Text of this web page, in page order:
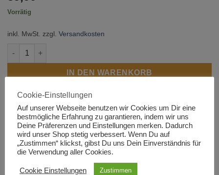
Vorrätig
inkl. MwSt. zzgl. Versandkosten
#83 Kreisstickapparat Menge
IN DEN WARENKORB
Artikelnummer:1190
BESCHREIBUNG
ZUSÄTZLICHE INFORMATIONEN
Cookie-Einstellungen
Auf unserer Webseite benutzen wir Cookies um Dir eine
bestmögliche Erfahrung zu garantieren, indem wir uns
Deine Präferenzen und Einstellungen merken. Dadurch
wird unser Shop stetig verbessert. Wenn Du auf
„Zustimmen“ klickst, gibst Du uns Dein Einverständnis für
die Verwendung aller Cookies.
Cookie Einstellungen Zustimmen